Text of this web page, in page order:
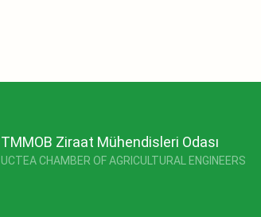
TMMOB Ziraat Mühendisleri Odası
UCTEA CHAMBER OF AGRICULTURAL ENGINEERS